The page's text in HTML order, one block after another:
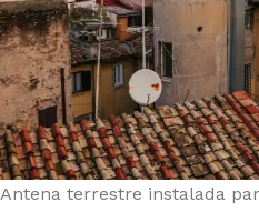
Antena terrestre instalada